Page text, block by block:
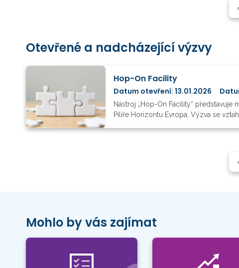
Otevřené a nadcházející výzvy
Hop-On Facility
Datum otevření: 13.01.2026
Nástroj „Hop-On Facility“
Pilíře Horizontu Evropa. Výzva se
Mohlo by vás zajímat